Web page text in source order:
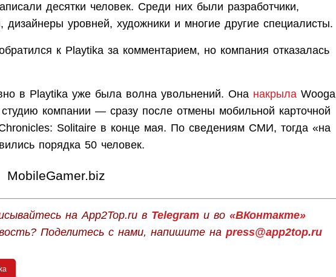
десятки человек. Среди них были разработчики,
дизайнеры уровней, художники и многие другие специалисты.
к Playtika за комментарием, но компания отказалась
в Playtika уже была волна увольнений. Она накрыла Wooga
компании — сразу после отмены мобильной карточной
Solitaire в конце мая. По сведениям СМИ, тогда «на
порядка 50 человек.
MobileGamer.biz
на App2Top.ru в Telegramи во «ВКонтакте»
Поделитесь с нами, напишите на press@app2top.ru